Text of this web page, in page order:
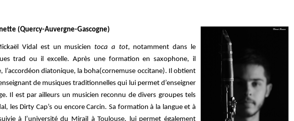
(Quercy-Auvergne-Gascogne)
Vidal est un musicientoca a tot, notamment dans le
trad ou il excelle. Aprèsuneformation en saxophone, il
l’accordéon diatonique, la boha(cornemuse occitane). Il obtient
de musiques traditionnelles qui lui permet d’enseigner
Il est par ailleurs un musicien reconnu de divers groupes tels
les Dirty Cap’s ou encore Carcin. Sa formation à la langue et à
à l’université du Mirail à Toulouse, lui permet également